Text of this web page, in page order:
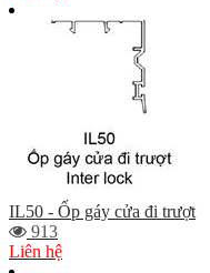
IL50 - Ốp gáy cửa đi trượt
913
Liên hệ